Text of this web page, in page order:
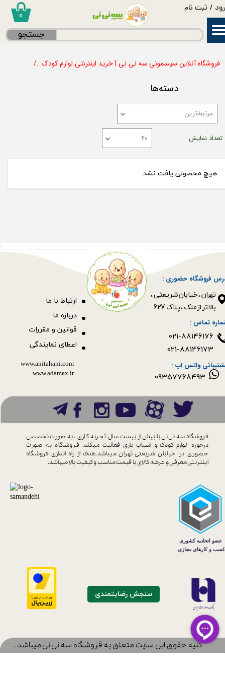
/ ثبت نام
حساب کاربری من
سفارشات
۰
جستجو
فروشگاه آنلاین سیسمونی سه نی نی | خرید اینترنتی لوازم کودک
دسته‌ها
مرتبط‌ترین
تعداد نمایش ۴۰
هیچ محصولی یافت نشد.
فروشگاه حضوری :
​​​​​​​تهران ، خیابان شریعتی ،
بالاتر از ملک ، پلاک 627​​​​​​​
قوانین و مقررات
ارتباط با ما
09357768493
درباره ما
اعطای نمایندگی
www.anitahani.com
www.ada​​​​​​​mex.ir
فروشگاه سه نی نی با بیش از بیست سال تجربه کاری ، به صورت تخصصی
درحوزه لوازم کودک و اسباب بازی فعالیت میکند. فروشگاه به صورت
حضوری در خیابان شریعتی تهران میباشد.هدف از راه اندازی فروشگاه
اینترنتی معرفی و عرضه کالای باقیمت مناسب و کیفیت بالا میباشد.
تماس :
واتس اپ :
سنجش رضایتمندی
​کلیه حقوق این سایت متعلق به فروشگاه سه نی نی میباشد .